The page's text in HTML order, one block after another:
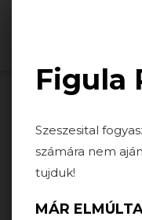
HÍREK
FIGULA MIHÁLY
Figula
Szeszesital
számára nem
tujduk!
MÁR